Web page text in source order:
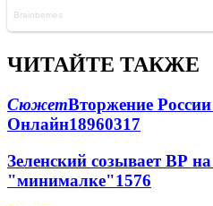
ЧИТАЙТЕ ТАКЖЕ
СюжетВторжение
Онлайн18960317
Зеленский созывает ВР на
"минималке"1576